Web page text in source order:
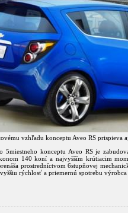
vzhľadu konceptu Aveo RS prispieva
5miestneho konceptu Aveo RS je
140 koní a najvyšším krútiacim
prostredníctvom 6stupňovej
rýchlosť a priemernú spotrebu výrobca